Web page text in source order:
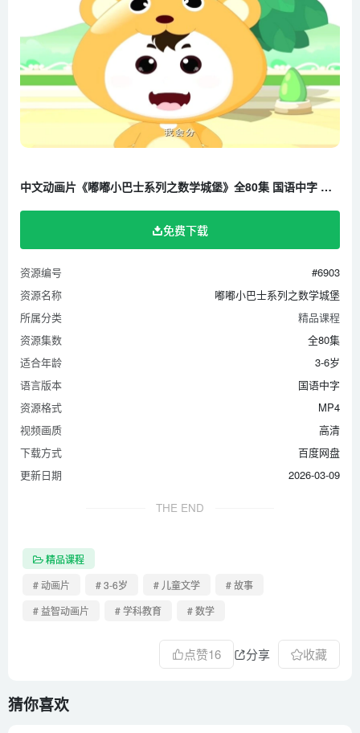
27 7的加法
28 8的加法
29 9的加法
30 10的加法
31 10加20以内的数
32 10加30以内的数
34 10加50以内的数
35 10加60以内的数
38 10加90以内的数
39 10加100以内的数
40 两位数综合加法
41 2的减法
42 3的减法
43 4的减法
44 5的减法
45 6的减法
46 7的减法
49 10的减法
50 两位数减去一位数的减法
55 60以内的数减10
中文动画片《嘟嘟小巴士系列之数学城堡》全80集 国语中字 高清/MP4/2G 百度云网盘下载
免费下载
资源编号
#6903
资源名称
嘟嘟小巴士系列之数学城堡
所属分类
精品课程
资源集数
全80集
适合年龄
3-6岁
语言版本
国语中字
资源格式
MP4
视频画质
高清
下载方式
百度网盘
更新日期
2026-03-09
THE END
精品课程
# 动画片
# 3-6岁 # 儿童文学
# 故事
# 益智动画片
# 学科教育 # 数学
点赞16 分享 收藏
猜你喜欢